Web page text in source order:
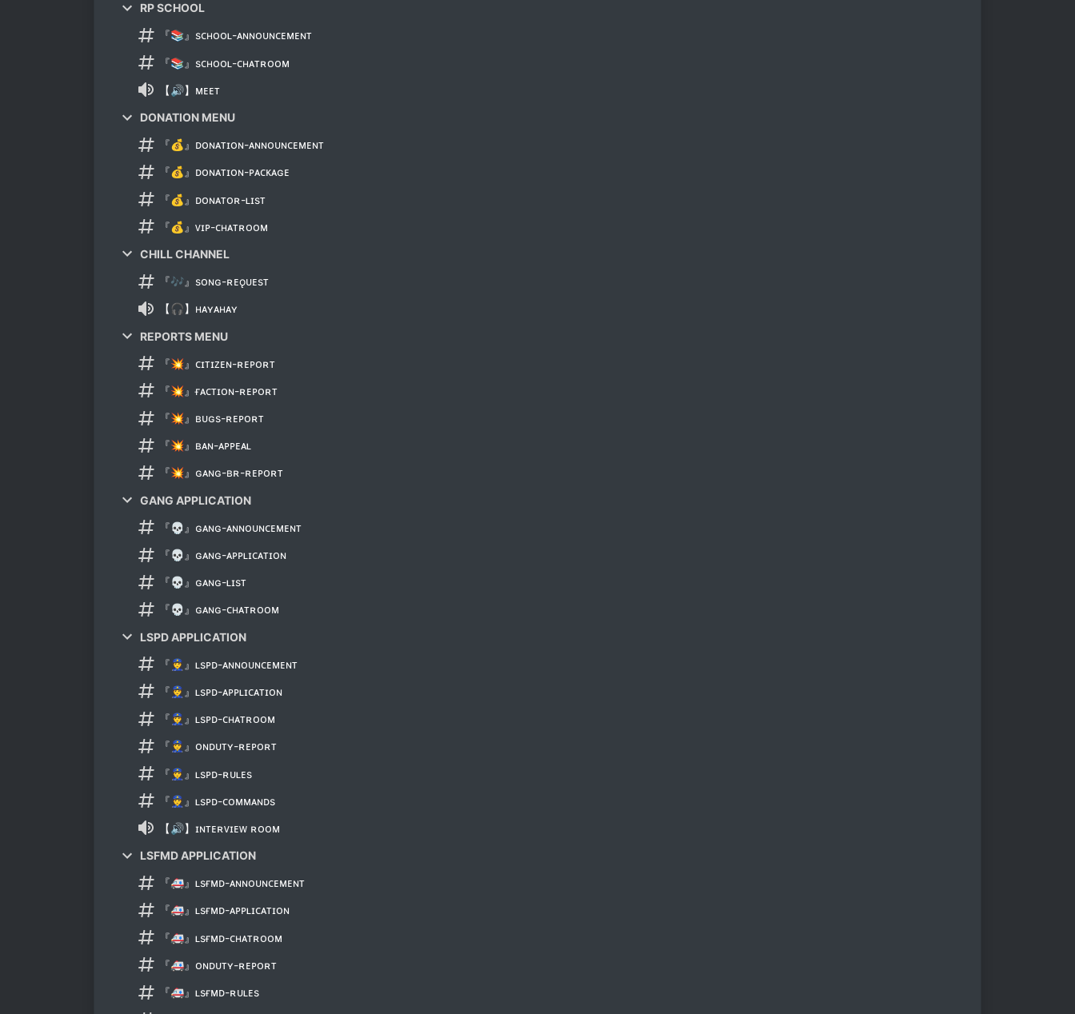
RP SCHOOL
『📚』sᴄʜᴏᴏʟ-ᴀɴɴᴏᴜɴᴄᴇᴍᴇɴᴛ
『📚』sᴄʜᴏᴏʟ-ᴄʜᴀᴛʀᴏᴏᴍ
【🔊】ᴍᴇᴇᴛ
DONATION MENU
『💰』ᴅᴏɴᴀᴛɪᴏɴ-ᴀɴɴᴏᴜɴᴄᴇᴍᴇɴᴛ
『💰』ᴅᴏɴᴀᴛɪᴏɴ-ᴘᴀᴄᴋᴀɢᴇ
『💰』ᴅᴏɴᴀᴛᴏʀ-ʟɪsᴛ
『💰』ᴠɪᴘ-ᴄʜᴀᴛʀᴏᴏᴍ
CHILL CHANNEL
『🎶』sᴏɴɢ-ʀᴇǫᴜᴇsᴛ
【🎧】ʜᴀʏᴀʜᴀʏ
REPORTS MENU
『💥』ᴄɪᴛɪᴢᴇɴ-ʀᴇᴘᴏʀᴛ
『💥』ғᴀᴄᴛɪᴏɴ-ʀᴇᴘᴏʀᴛ
『💥』ʙᴜɢs-ʀᴇᴘᴏʀᴛ
『💥』ʙᴀɴ-ᴀᴘᴘᴇᴀʟ
『💥』ɢᴀɴɢ-ʙʀ-ʀᴇᴘᴏʀᴛ
GANG APPLICATION
『💀』ɢᴀɴɢ-ᴀɴɴᴏᴜɴᴄᴇᴍᴇɴᴛ
『💀』ɢᴀɴɢ-ᴀᴘᴘʟɪᴄᴀᴛɪᴏɴ
『💀』ɢᴀɴɢ-ʟɪsᴛ
『💀』ɢᴀɴɢ-ᴄʜᴀᴛʀᴏᴏᴍ
LSPD APPLICATION
『👮』ʟsᴘᴅ-ᴀɴɴᴏᴜɴᴄᴇᴍᴇɴᴛ
『👮』ʟsᴘᴅ-ᴀᴘᴘʟɪᴄᴀᴛɪᴏɴ
『👮』ʟsᴘᴅ-ᴄʜᴀᴛʀᴏᴏᴍ
『👮』ᴏɴᴅᴜᴛʏ-ʀᴇᴘᴏʀᴛ
『👮』ʟsᴘᴅ-ʀᴜʟᴇs
『👮』ʟsᴘᴅ-ᴄᴏᴍᴍᴀɴᴅs
【🔊】ɪɴᴛᴇʀᴠɪᴇᴡ ʀᴏᴏᴍ
LSFMD APPLICATION
『🚑』ʟsғᴍᴅ-ᴀɴɴᴏᴜɴᴄᴇᴍᴇɴᴛ
『🚑』ʟsғᴍᴅ-ᴀᴘᴘʟɪᴄᴀᴛɪᴏɴ
『🚑』ʟsғᴍᴅ-ᴄʜᴀᴛʀᴏᴏᴍ
『🚑』ᴏɴᴅᴜᴛʏ-ʀᴇᴘᴏʀᴛ
『🚑』ʟsғᴍᴅ-ʀᴜʟᴇs